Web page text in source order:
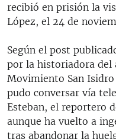
DESINFORMACIÓN
recibió en prisión la
López, el 24 de
Según el post
por la historiadora del
Movimiento San
pudo conversar vía
Esteban, el reportero
aunque ha vuelto a
tras abandonar la